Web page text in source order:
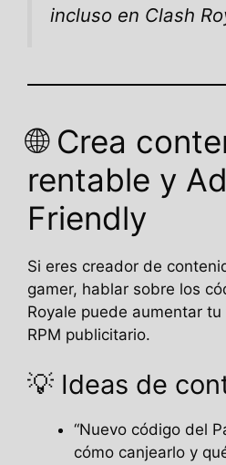
incluso en Clash
🌐 Crea
rentable y
Friendly
Si eres creador de
gamer, hablar sobre los
Royale puede aumentar
RPM publicitario.
💡 Ideas de
“Nuevo código del
cómo canjearlo y